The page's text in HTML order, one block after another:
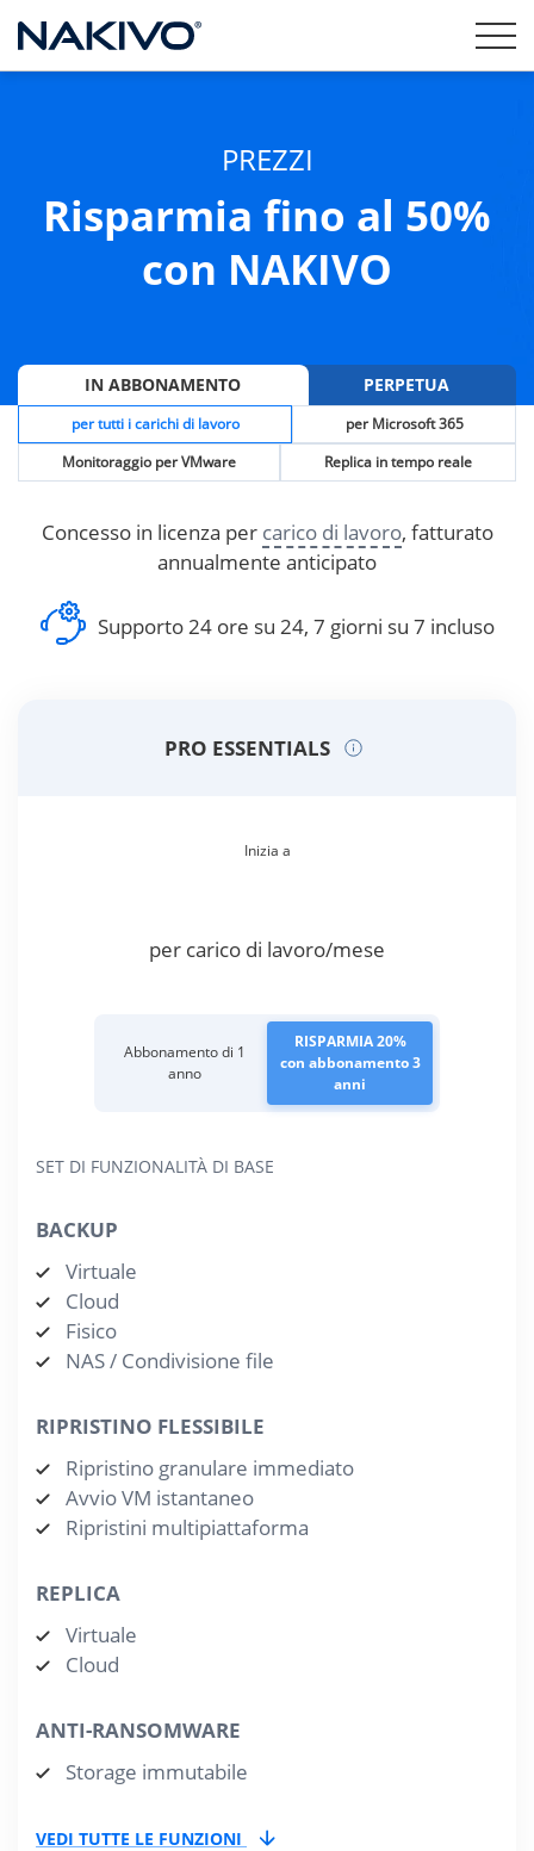
PREZZI
Risparmia fino al 50%
con NAKIVO
IN ABBONAMENTO PERPETUA
per tutti i carichi di lavoro
per Microsoft 365
Monitoraggio per VMware
Replica in tempo reale
Concesso in licenza per carico di lavoro, fatturato
annualmente anticipato
Supporto 24 ore su 24, 7 giorni su 7 incluso
PRO ESSENTIALS
Inizia a
per carico di lavoro/mese
Abbonamento di 1
anno
RISPARMIA 20%
con abbonamento 3
anni
SET DI FUNZIONALITÀ DI BASE
BACKUP
Virtuale
Cloud
Fisico
NAS / Condivisione file
RIPRISTINO FLESSIBILE
Ripristino granulare immediato
Avvio VM istantaneo
Ripristini multipiattaforma
REPLICA
Virtuale
Cloud
ANTI-RANSOMWARE
Storage immutabile
VEDI TUTTE LE FUNZIONI